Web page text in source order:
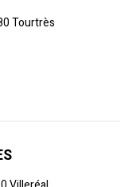
Tourtrès